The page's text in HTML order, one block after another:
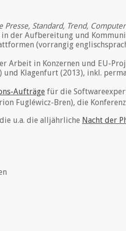
Presse, Standard, Trend,
der Aufbereitung und
(vorrangig
Arbeit in Konzernen und EU-
Klagenfurt (2013), inkl.
Aufträge für die
Fugléwicz-Bren), die
u.a. die alljährliche Nacht der